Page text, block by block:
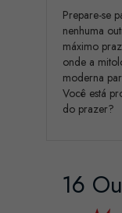
Prepare-se
nenhuma
máximo
onde a
moderna
Você está
do prazer?
16